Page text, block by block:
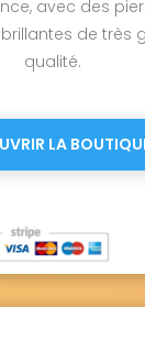
avec des
de très
qualité.
LA